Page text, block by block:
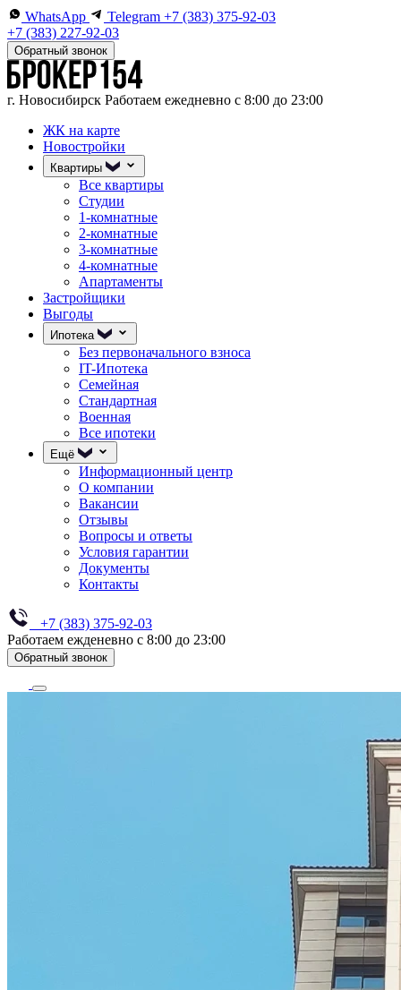
WhatsApp Telegram +7 (383) 375-92-03
+7 (383) 227-92-03
Обратный звонок
г. Новосибирск Работаем ежедневно с 8:00 до 23:00
ЖК на карте
Новостройки
Квартиры
Все квартиры
Студии
1-комнатные
2-комнатные
3-комнатные
4-комнатные
Апартаменты
Застройщики
Выгоды
Ипотека
Без первоначального взноса
IT-Ипотека
Семейная
Стандартная
Военная
Все ипотеки
Ещё
Информационный центр
О компании
Вакансии
Отзывы
Вопросы и ответы
Условия гарантии
Документы
Контакты
+7 (383) 375-92-03
Работаем ежденевно с 8:00 до 23:00
Обратный звонок